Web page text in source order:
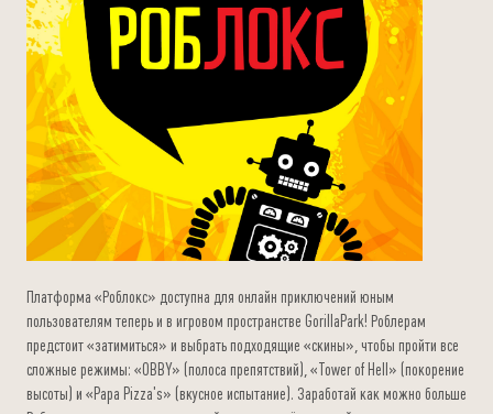
Платформа «Роблокс» доступна для онлайн приключений юным
пользователям теперь и в игровом пространстве GorillaPark! Роблерам
предстоит «затимиться» и выбрать подходящие «скины», чтобы пройти все
сложные режимы: «OBBY» (полоса препятствий), «Tower of Hell» (покорение
высоты) и «Papa Pizza's» (вкусное испытание). Заработай как можно больше